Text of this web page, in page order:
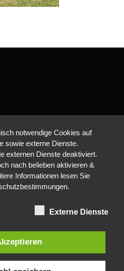
notwendige Cookies auf
sowie externe Dienste.
externen Dienste deaktiviert.
nach belieben aktivieren &
Informationen lesen Sie
Externe Dienste